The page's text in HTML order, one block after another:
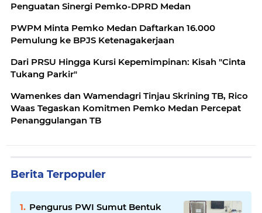
Penguatan Sinergi Pemko-DPRD Medan
PWPM Minta Pemko Medan Daftarkan 16.000
Pemulung ke BPJS Ketenagakerjaan
Dari PRSU Hingga Kursi Kepemimpinan: Kisah "Cinta
Tukang Parkir"
Wamenkes dan Wamendagri Tinjau Skrining TB, Rico
Waas Tegaskan Komitmen Pemko Medan Percepat
Penanggulangan TB
Berita Terpopuler
Pengurus PWI Sumut Bentuk